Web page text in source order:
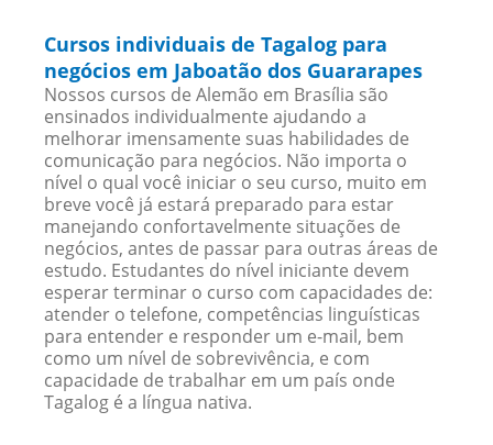
Cursos individuais de Tagalog para
negócios em Jaboatão dos Guararapes
Nossos cursos de Alemão em Brasília são
ensinados individualmente ajudando a
melhorar imensamente suas habilidades de
comunicação para negócios. Não importa o
nível o qual você iniciar o seu curso, muito em
breve você já estará preparado para estar
manejando confortavelmente situações de
negócios, antes de passar para outras áreas de
estudo. Estudantes do nível iniciante devem
esperar terminar o curso com capacidades de:
atender o telefone, competências linguísticas
para entender e responder um e-mail, bem
como um nível de sobrevivência, e com
capacidade de trabalhar em um país onde
Tagalog é a língua nativa.